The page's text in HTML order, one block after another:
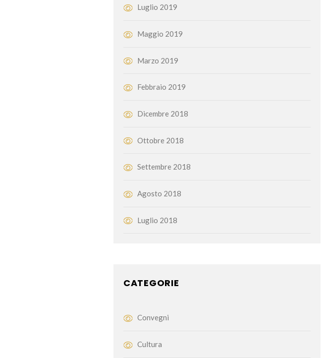
Luglio 2019
Maggio 2019
Marzo 2019
Febbraio 2019
Dicembre 2018
Ottobre 2018
Settembre 2018
Agosto 2018
Luglio 2018
CATEGORIE
Convegni
Cultura